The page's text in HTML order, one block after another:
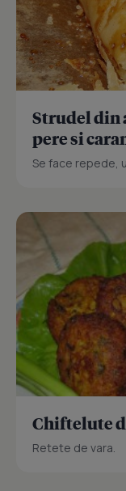
Strudel din
pere si
Se face repede,
Chiftelute
Retete de vara.